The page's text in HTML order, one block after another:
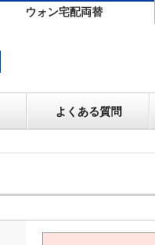
ウォン宅配両替
よくある質問
ウォン売却